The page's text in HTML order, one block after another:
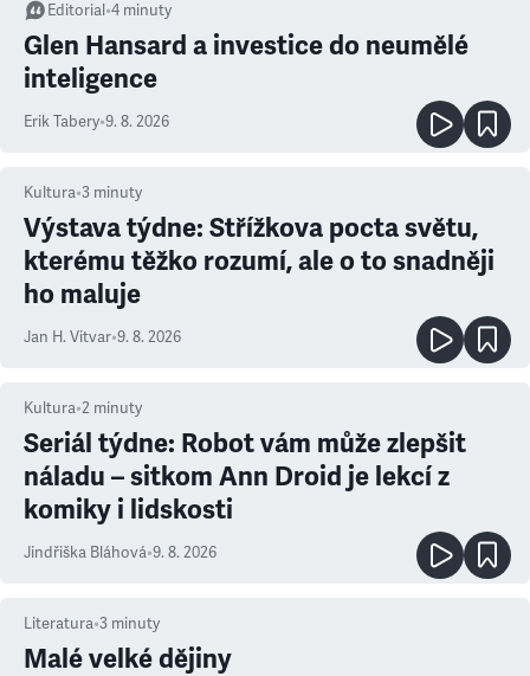
Editorial •4 minuty
Glen Hansard a investice do neumělé
inteligence
Erik Tabery•9. 8. 2026
Kultura•3 minuty
Výstava týdne: Střížkova pocta světu,
kterému těžko rozumí, ale o to snadněji
ho maluje
Jan H. Vitvar•9. 8. 2026
Kultura•2 minuty
Seriál týdne: Robot vám může zlepšit
náladu – sitkom Ann Droid je lekcí z
komiky i lidskosti
Jindřiška Bláhová•9. 8. 2026
Literatura•3 minuty
Malé velké dějiny